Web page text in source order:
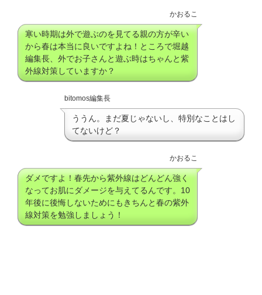
かおるこ
寒い時期は外で遊ぶのを見てる親の方が辛い
から春は本当に良いですよね！ところで堀越
編集長、外でお子さんと遊ぶ時はちゃんと紫
外線対策していますか？
bitomos編集長
ううん。まだ夏じゃないし、特別なことはし
てないけど？
かおるこ
ダメですよ！春先から紫外線はどんどん強く
なってお肌にダメージを与えてるんです。10
年後に後悔しないためにもきちんと春の紫外
線対策を勉強しましょう！